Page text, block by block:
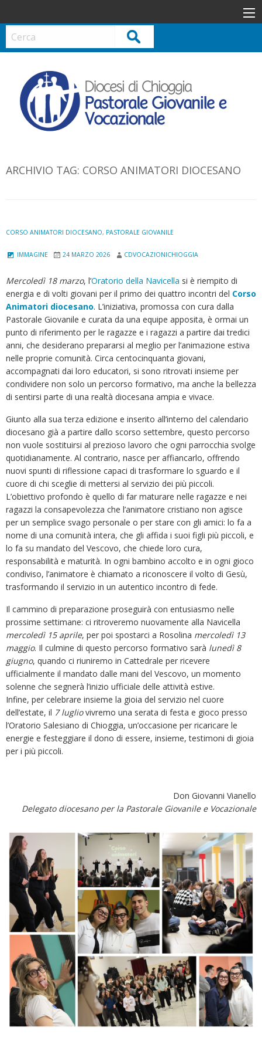
k
p
Cerca
ARCHIVIO TAG: CORSO ANIMATORI DIOCESANO
CORSO ANIMATORI DIOCESANO, PASTORALE GIOVANILE
IMMAGINE 24 MARZO 2026 CDVOCAZIONICHIOGGIA
Mercoledì 18 marzo, l’Oratorio della Navicella si è riempito di
energia e di volti giovani per il primo dei quattro incontri del Corso
Animatori diocesano. L’iniziativa, promossa con cura dalla
Pastorale Giovanile e curata da una equipe apposita, è ormai un
punto di riferimento per le ragazze e i ragazzi a partire dai tredici
anni, che desiderano prepararsi al meglio per l’animazione estiva
nelle proprie comunità. Circa centocinquanta giovani,
accompagnati dai loro educatori, si sono ritrovati insieme per
condividere non solo un percorso formativo, ma anche la bellezza
di sentirsi parte di una realtà diocesana ampia e vivace.
Giunto alla sua terza edizione e inserito all’interno del calendario
diocesano già a partire dallo scorso settembre, questo percorso
non vuole sostituirsi al prezioso lavoro che ogni parrocchia svolge
quotidianamente. Al contrario, nasce per affiancarlo, offrendo
nuovi spunti di riflessione capaci di trasformare lo sguardo e il
cuore di chi sceglie di mettersi al servizio dei più piccoli.
L’obiettivo profondo è quello di far maturare nelle ragazze e nei
ragazzi la consapevolezza che l’animatore cristiano non agisce
per un semplice svago personale o per stare con gli amici: lo fa a
nome di una comunità intera, che gli affida i suoi figli più piccoli, e
lo fa su mandato del Vescovo, che chiede loro cura,
responsabilità e maturità. In ogni bambino accolto e in ogni gioco
condiviso, l’animatore è chiamato a riconoscere il volto di Gesù,
trasformando il servizio in un autentico incontro di fede.
Il cammino di preparazione proseguirà con entusiasmo nelle
prossime settimane: ci ritroveremo nuovamente alla Navicella
mercoledì 15 aprile, per poi spostarci a Rosolina mercoledì 13
maggio. Il culmine di questo percorso formativo sarà lunedì 8
giugno, quando ci riuniremo in Cattedrale per ricevere
ufficialmente il mandato dalle mani del Vescovo, un momento
solenne che segnerà l’inizio ufficiale delle attività estive.
Infine, per celebrare insieme la gioia del servizio nel cuore
dell’estate, il 7 lugliovivremo una serata di festa e gioco presso
l’Oratorio Salesiano di Chioggia, un’occasione per ricaricare le
energie e festeggiare il dono di essere, insieme, testimoni di gioia
per i più piccoli.
Don Giovanni Vianello
Delegato diocesano per la Pastorale Giovanile e Vocazionale